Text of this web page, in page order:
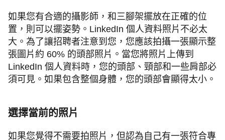
如果您有合適的攝影師，和三腳架擺放在正確的位
置，則可以擺姿勢。LinkedIn 個人資料照片不必太
大。為了讓招聘者注意到您，您應該拍攝一張顯示整
張圖片約 60% 的頭部照片。當您將照片上傳到
LinkedIn 個人資料時，您的頭部、頸部和一些肩部必
須可見。如果包含整個身體，您的頭部會顯得太小。
選擇當前的照片
如果您覺得不需要拍照片，但認為自己有一張符合專